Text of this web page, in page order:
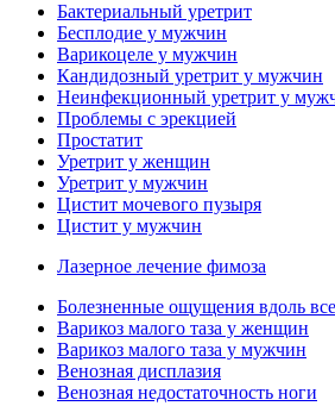
Бактериальный уретрит
Бесплодие у мужчин
Варикоцеле у мужчин
Кандидозный уретрит у мужчин
Неинфекционный уретрит у
Проблемы с эрекцией
Простатит
Уретрит у женщин
Уретрит у мужчин
Цистит мочевого пузыря
Цистит у мужчин
Лазерное лечение фимоза
Болезненные ощущения вдоль
Варикоз малого таза у женщин
Варикоз малого таза у мужчин
Венозная дисплазия
Венозная недостаточность ноги